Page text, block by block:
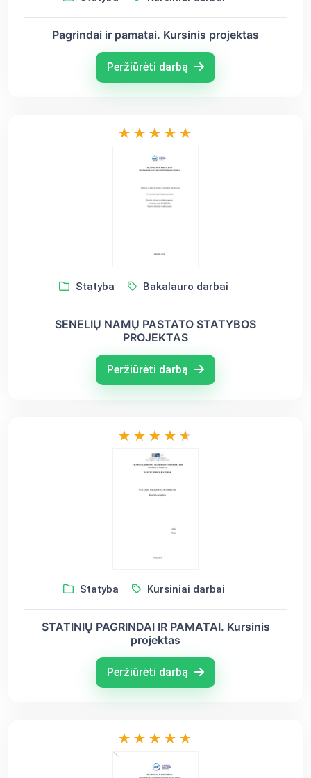
Pagrindai ir pamatai. Kursinis projektas
Peržiūrėti darbą
Statyba Bakalauro darbai
SENELIŲ NAMŲ PASTATO STATYBOS
PROJEKTAS
Peržiūrėti darbą
Statyba Kursiniai darbai
STATINIŲ PAGRINDAI IR PAMATAI. Kursinis
projektas
Peržiūrėti darbą